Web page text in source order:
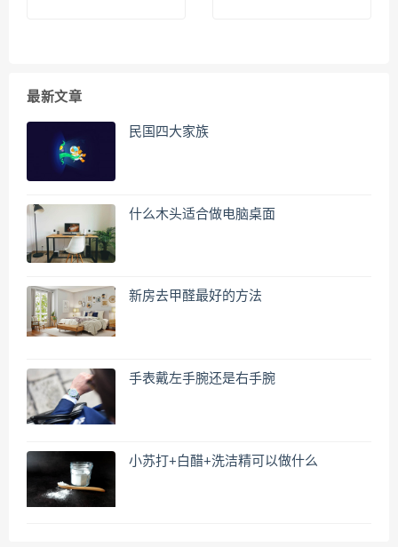
最新文章
民国四大家族
什么木头适合做电脑桌面
新房去甲醛最好的方法
手表戴左手腕还是右手腕
小苏打+白醋+洗洁精可以做什么